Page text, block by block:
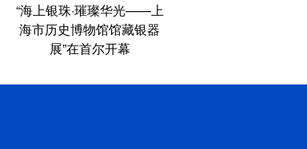
“海上银珠·璀璨华光——上
海市历史博物馆馆藏银器
展”在首尔开幕